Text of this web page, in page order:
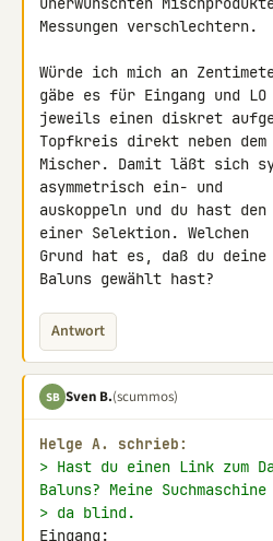
Messungen verschlechtern.
Würde ich mich an
gäbe es für Eingang und LO
jeweils einen diskret
Topfkreis direkt neben dem
Mischer. Damit läßt sich
asymmetrisch ein- und
auskoppeln und du hast
einer Selektion. Welchen
Grund hat es, daß du deine
Baluns gewählt hast?
Antwort
SB Sven B.(scummos)
Helge A. schrieb:
> Hast du einen Link zum
Baluns? Meine
> da blind.